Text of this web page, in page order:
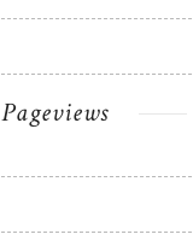
Pageviews